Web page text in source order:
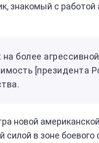
знакомый с
более
[президента
новой
силой в зоне